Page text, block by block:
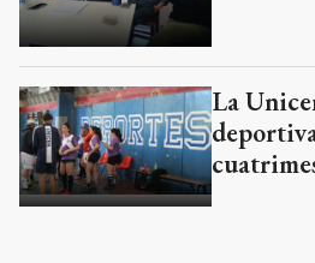
La